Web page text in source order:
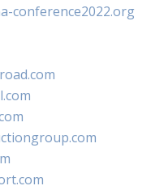
conference2022.org